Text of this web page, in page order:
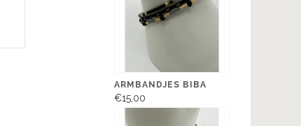
ARMBANDJES BIBA
€15,00